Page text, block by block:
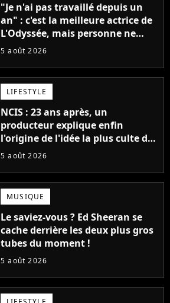
"Je n'ai pas travaillé depuis un
an" : c'est la meilleure actrice de
L'Odyssée, mais personne ne
veut lui donner de rôle au
5 août 2026
LIFESTYLE
NCIS : 23 ans après, un
producteur explique enfin
l'origine de l'idée la plus culte de
la série (et on ne parle pas du
5 août 2026
MUSIQUE
Le saviez-vous ? Ed Sheeran se
cache derrière les deux plus gros
tubes du moment !
5 août 2026